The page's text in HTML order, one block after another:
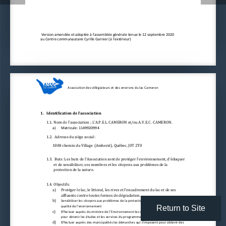
Version amendée et adoptée à l'assemblée générale tenue le 12 septembre 2020
au Centre communautaire Cyrille Garnier (à l'extérieur)
Association des villégiateurs et des environs du lac Cameron
1.
Identification de l'association
1.1. Nom de l'association ; L'A.P.E.L. CAMERON et/ou A.V.E.C . CAMERON.
a)
Matricule: 1149920994
1.2.
Adresse du siège social:
1808 chemin du Village (Amherst) , Québec, J0T 2T0
1.3. Buts: Les buts de l'Association sont de protéger l'environnement, d'éduquer
et de sensibiliser, ses membres et les citoyens aux problèmes de la
protection de la nature.
1.4. Objectifs:
a)
Protéger le lac, le littoral, les rives et l'encadrement du lac et de ses
affluents contre toutes formes de dégradation.
b)
Sensibiliser les citoyens aux problèmes de la protection de la nature et de la
qualité de l'environnement
c)
Effectuer auprès du ministre de l’Environnement les démarches qui s’imposent
pour obtenir les études et les services du programme des lacs.
d)
Effectuer auprès des municipalités les démarches qui s’imposent pour obtenir des
Return to Site